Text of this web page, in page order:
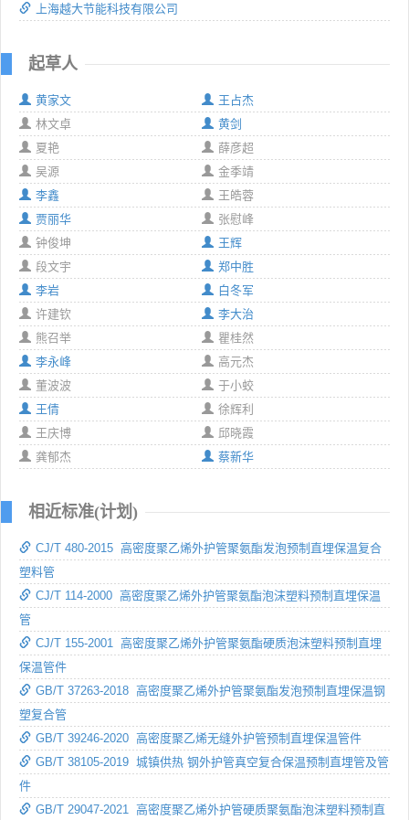
上海越大节能科技有限公司
起草人
黄家文
王占杰
林文卓
黄剑
夏艳
薛彦超
吴源
金季靖
李鑫
王皓蓉
贾丽华
张慰峰
钟俊坤
王辉
段文宇
郑中胜
李岩
白冬军
许建钦
李大治
熊召举
瞿桂然
李永峰
高元杰
董波波
于小蛟
王倩
徐辉利
王庆博
邱晓霞
龚郁杰
蔡新华
相近标准(计划)
CJ/T 480-2015 高密度聚乙烯外护管聚氨酯发泡预制直埋保温复合
塑料管
CJ/T 114-2000 高密度聚乙烯外护管聚氨酯泡沫塑料预制直埋保温
管
CJ/T 155-2001 高密度聚乙烯外护管聚氨酯硬质泡沫塑料预制直埋
保温管件
GB/T 37263-2018 高密度聚乙烯外护管聚氨酯发泡预制直埋保温钢
塑复合管
GB/T 39246-2020 高密度聚乙烯无缝外护管预制直埋保温管件
GB/T 38105-2019 城镇供热 钢外护管真空复合保温预制直埋管及管
件
GB/T 29047-2021 高密度聚乙烯外护管硬质聚氨酯泡沫塑料预制直